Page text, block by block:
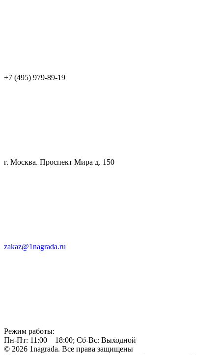
+7 (495) 979-89-19
г. Москва. Проспект Мира д. 150
zakaz@1nagrada.ru
Режим работы:
Пн-Пт: 11:00—18:00; Сб-Вс: Выходной
© 2026 1nagrada. Все права защищены